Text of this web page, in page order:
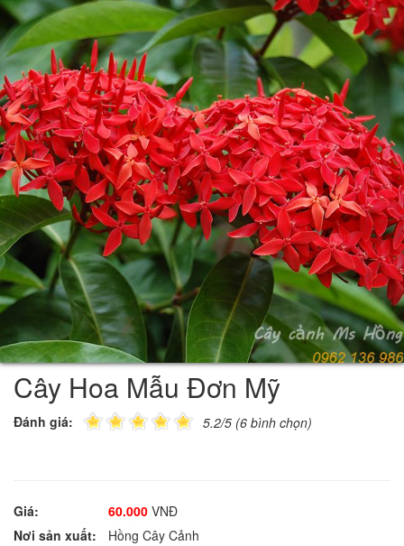
Cây Hoa Mẫu Đơn Mỹ
Đánh giá: 5.2/5 (6 bình chọn)
Giá: 60.000 VNĐ
Nơi sản xuất:
Hồng Cây Cảnh